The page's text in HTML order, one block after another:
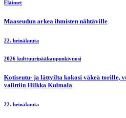
Eläimet
Maaseudun arkea ihmisten nähtäville
22. heinäkuuta
2026 kulttuuripääkaupunkivuosi
Kotiseutu- ja lättyilta kokosi väkeä torille,
valittiin Hilkka Kulmala
22. heinäkuuta